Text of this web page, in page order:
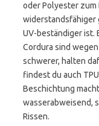
oder Polyester zum
widerstandsfähiger
UV-beständiger ist.
Cordura sind
schwerer, halten
findest du auch
Beschichtung
wasserabweisend,
Rissen.